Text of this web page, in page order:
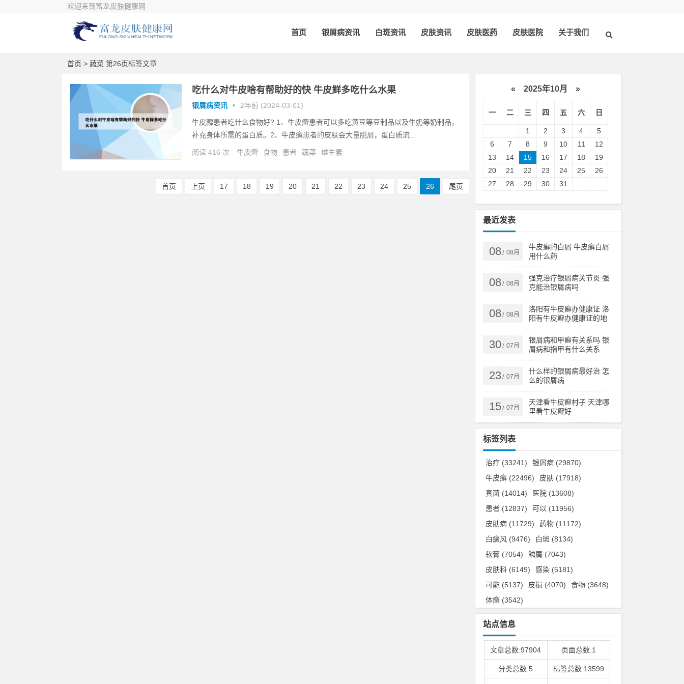
欢迎来到富龙皮肤健康网
首页 银屑病资讯 白斑资讯 皮肤资讯 皮肤医药 皮肤医院 关于我们
首页 > 蔬菜 第26页标签文章
吃什么对牛皮啥有帮助好的快 牛皮鲜多吃什么水果
银屑病资讯 • 2年前 (2024-03-01)
牛皮廨患者吃什么食物好? 1、牛皮癣患者可以多吃黄豆等豆制品以及牛奶等奶制品，
补充身体所需的蛋白质。2、牛皮癣患者的皮肤会大量脱屑，蛋白质流...
阅读 416 次 牛皮癣 食物 患者 蔬菜 维生素
首页 上页 17 18 19 20 21 22 23 24 25 26 尾页
« 2025年10月 »
一 二 三 四 五 六 日
1 2 3 4
5
6
7 8 9 10 11
12
13
14 15 16 17 18
19
20
21 22 23 24 25
26
27
28 29 30 31
最近发表
08/ 08月
牛皮癣的白屑 牛皮癣白屑
用什么药
08/ 08月
强克治疗银屑病关节炎 强
克能治银屑病吗
08/ 08月
洛阳有牛皮癣办健康证 洛
阳有牛皮癣办健康证的地
方吗
30/ 07月
银屑病和甲癣有关系吗 银
屑病和指甲有什么关系
23/ 07月
什么样的银屑病最好治 怎
么的银屑病
15/ 07月
天津看牛皮癣村子 天津哪
里看牛皮癣好
标签列表
治疗 (33241) 银屑病 (29870)
牛皮癣 (22496) 皮肤 (17918)
真菌 (14014) 医院 (13608)
患者 (12837) 可以 (11956)
皮肤病 (11729) 药物 (11172)
白癜风 (9476) 白斑 (8134)
软膏 (7054) 鳞屑 (7043)
皮肤科 (6149) 感染 (5181)
可能 (5137) 皮损 (4070) 食物 (3648)
体癣 (3542)
站点信息
文章总数:97904 页面总数:1
分类总数:5 标签总数:13599